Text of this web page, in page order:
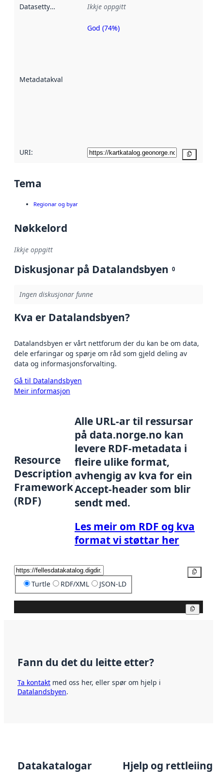
Datasettype Ikkje oppgitt
Metadatakvalitet
Metadatakvalitet
God (74%)
URI:
Tema
Regionar og byar
Nøkkelord
Ikkje oppgitt
Diskusjonar på Datalandsbyen 0
Ingen diskusjonar funne
Kva er Datalandsbyen?
Datalandsbyen er vårt nettforum der du kan be om data,
dele erfaringar og spørje om råd som gjeld deling av
data og informasjonsforvalting.
Gå til Datalandsbyen
Meir informasjon
Resource
Description
Framework
(RDF)
Alle URL-ar til ressursar
på data.norge.no kan
levere RDF-metadata i
fleire ulike format,
avhengig av kva for ein
Accept-header som blir
sendt med.
Les meir om RDF og kva
format vi støttar her
Turtle RDF/XML JSON-LD
Fann du det du leitte etter?
Ta kontakt med oss her, eller spør om hjelp i
Datalandsbyen.
Datakatalogar Hjelp og rettleiing